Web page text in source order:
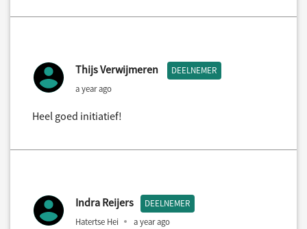
Thijs Verwijmeren DEELNEMER
a year ago
Heel goed initiatief!
Indra Reijers DEELNEMER
Hatertse Hei a year ago